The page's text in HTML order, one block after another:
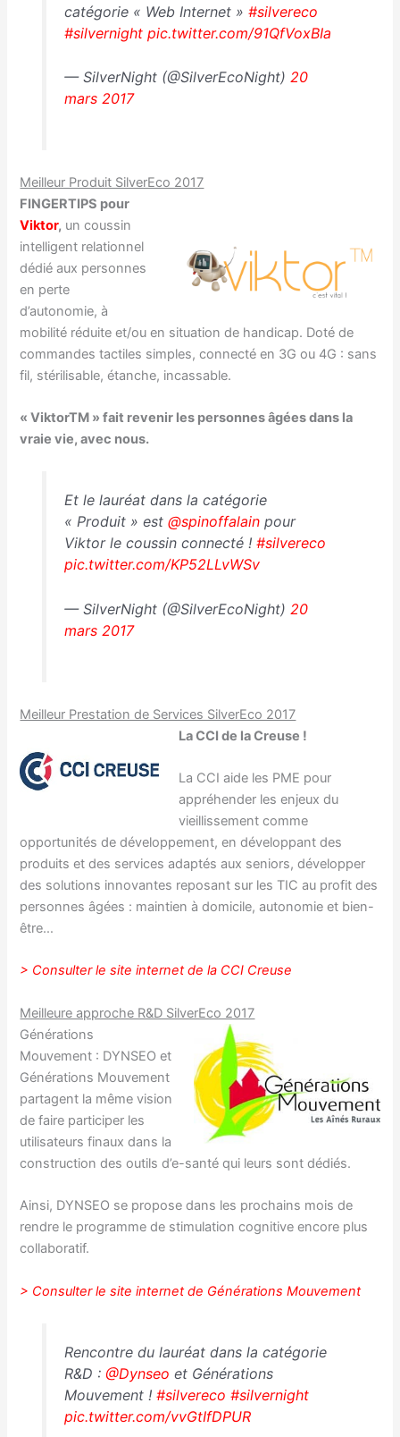
catégorie « Web Internet » #silvereco
#silvernight pic.twitter.com/91QfVoxBIa
— SilverNight (@SilverEcoNight) 20
mars 2017
Meilleur Produit SilverEco 2017
FINGERTIPS pour
Viktor, un coussin
intelligent relationnel
dédié aux personnes
en perte
d’autonomie, à
mobilité réduite et/ou en situation de handicap. Doté de
commandes tactiles simples, connecté en 3G ou 4G : sans
fil, stérilisable, étanche, incassable.
« ViktorTM » fait revenir les personnes âgées dans la
vraie vie, avec nous.
Et le lauréat dans la catégorie
« Produit » est @spinoffalainpour
Viktor le coussin connecté ! #silvereco
pic.twitter.com/KP52LLvWSv
— SilverNight (@SilverEcoNight) 20
mars 2017
Meilleur Prestation de Services SilverEco 2017
La CCI de la Creuse !
La CCI aide les PME pour
appréhender les enjeux du
vieillissement comme
opportunités de développement, en développant des
produits et des services adaptés aux seniors, développer
des solutions innovantes reposant sur les TIC au profit des
personnes âgées : maintien à domicile, autonomie et bien-
être…
> Consulter le site internet de la CCI Creuse
Meilleure approche R&D SilverEco 2017
Générations
Mouvement : DYNSEO et
Générations Mouvement
partagent la même vision
de faire participer les
utilisateurs finaux dans la
construction des outils d’e-santé qui leurs sont dédiés.
Ainsi, DYNSEO se propose dans les prochains mois de
rendre le programme de stimulation cognitive encore plus
collaboratif.
> Consulter le site internet de Générations Mouvement
Rencontre du lauréat dans la catégorie
R&D : @Dynseo et Générations
Mouvement ! #silvereco #silvernight
pic.twitter.com/vvGtIfDPUR